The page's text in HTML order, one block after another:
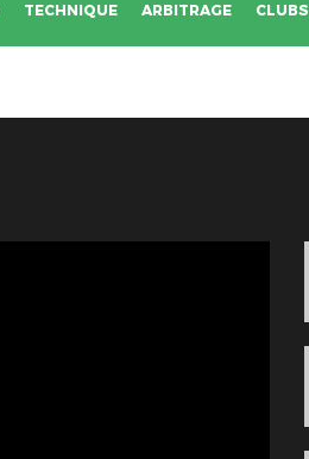
TECHNIQUE ARBITRAGE CLUBS